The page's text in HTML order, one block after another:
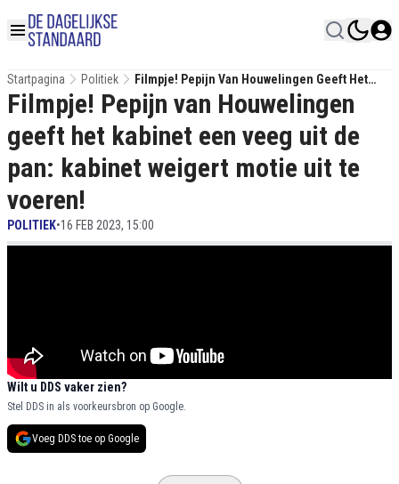
Startpagina Politiek
Filmpje! Pepijn Van Houwelingen Geeft Het
Kabinet Een Veeg Uit De Pan: Kabinet Weigert
Motie Uit Te Voeren!
Filmpje! Pepijn van Houwelingen
geeft het kabinet een veeg uit de
pan: kabinet weigert motie uit te
voeren!
POLITIEK•16 FEB 2023, 15:00
Wilt u DDS vaker zien?
Stel DDS in als voorkeursbron op Google.
Voeg DDS toe op Google